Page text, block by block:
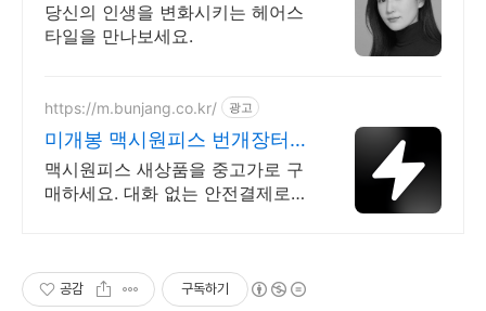
당신의 인생을 변화시키는 헤어스
타일을 만나보세요.
https://m.bunjang.co.kr/ 광고
미개봉 맥시원피스 번개장터
국내 최대 브랜드 중고거래
맥시원피스 새상품을 중고가로 구
매하세요. 대화 없는 안전결제로
공감 구독하기